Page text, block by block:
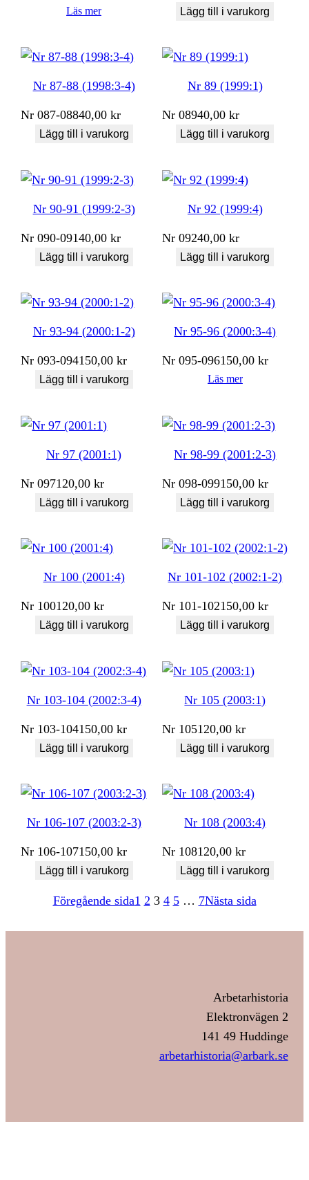
Läs mer Lägg till i varukorg
Nr 87-88 (1998:3-4)
Nr 087-08840,00kr
Lägg till i varukorg
Nr 89 (1999:1)
Nr 08940,00kr
Lägg till i varukorg
Nr 90-91 (1999:2-3)
Nr 090-09140,00kr
Lägg till i varukorg
Nr 92 (1999:4)
Nr 09240,00kr
Lägg till i varukorg
Nr 93-94 (2000:1-2)
Nr 093-094150,00kr
Lägg till i varukorg
Nr 95-96 (2000:3-4)
Nr 095-096150,00kr
Läs mer
Nr 97 (2001:1)
Nr 097120,00kr
Lägg till i varukorg
Nr 98-99 (2001:2-3)
Nr 098-099150,00kr
Lägg till i varukorg
Nr 100 (2001:4)
Nr 100120,00kr
Lägg till i varukorg
Nr 101-102 (2002:1-2)
Nr 101-102150,00kr
Lägg till i varukorg
Nr 103-104 (2002:3-4)
Nr 103-104150,00kr
Lägg till i varukorg
Nr 105 (2003:1)
Nr 105120,00kr
Lägg till i varukorg
Nr 106-107 (2003:2-3)
Nr 106-107150,00kr
Lägg till i varukorg
Nr 108 (2003:4)
Nr 108120,00kr
Lägg till i varukorg
Föregående sida1 2 3 4 5 … 7Nästa sida
Arbetarhistoria
Elektronvägen 2
141 49 Huddinge
arbetarhistoria@arbark.se